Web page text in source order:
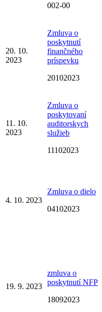
002-00
20. 10.
2023
Zmluva o
poskytnutí
finančného
príspevku
20102023
11. 10.
2023
Zmluva o
poskytovaní
auditorskych
služieb
11102023
4. 10. 2023
Zmluva o dielo
04102023
19. 9. 2023
zmluva o
poskytnutí NFP
18092023